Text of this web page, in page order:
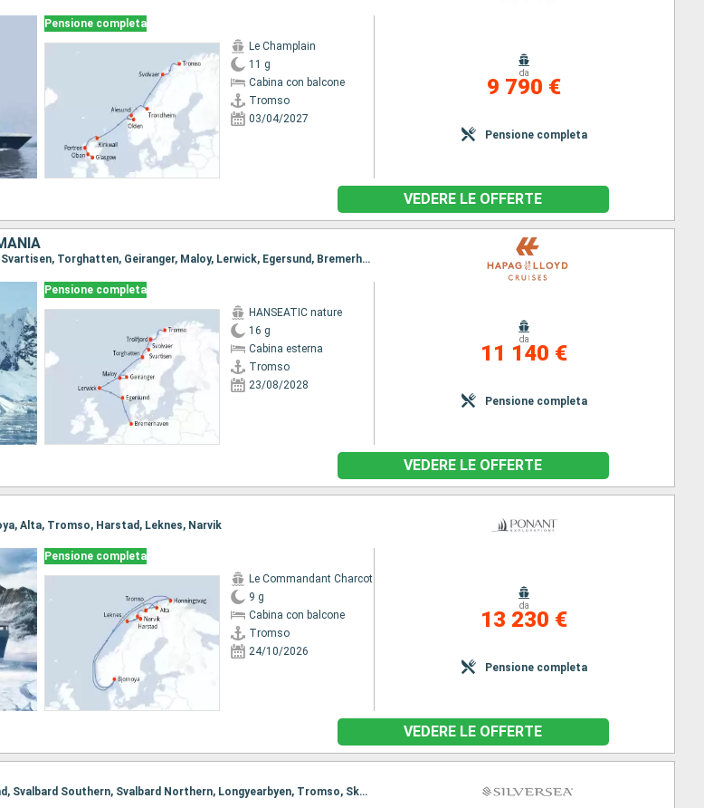
Pensione completa
Le Champlain
11 g
Cabina con balcone
Tromso
03/04/2027
da
9 790 €
Pensione completa
VEDERE LE OFFERTE
Itinerario : Tromso, Trollfjord, Svolvaer, Svartisen, Torghatten, Geiranger, Maloy, Lerwick, Egersund, Bremerhaven
Pensione completa
HANSEATIC nature
16 g
Cabina esterna
Tromso
23/08/2028
da
11 140 €
Pensione completa
VEDERE LE OFFERTE
Alta, Tromso, Harstad, Leknes, Narvik
Pensione completa
Le Commandant Charcot
9 g
Cabina con balcone
Tromso
24/10/2026
da
13 230 €
Pensione completa
VEDERE LE OFFERTE
Itinerario : Tromso, Skarsvag, Bear Island, Svalbard Southern, Svalbard Northern, Longyearbyen, Tromso, Skarsvag, Bear Island, Svalbard Southern, Svalbard Northern, Longyearbyen